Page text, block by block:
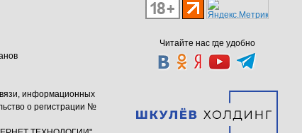
Читайте нас где удобно
информационных
о регистрации №